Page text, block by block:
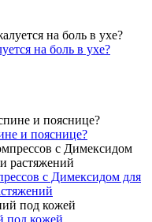
на боль в ухе?
и пояснице?
с Димексидом для